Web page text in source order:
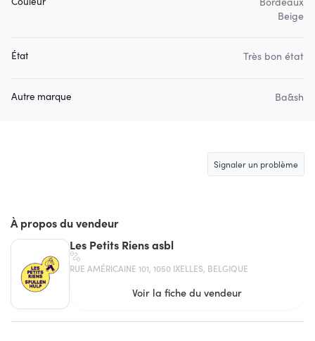
Beige
État Très bon état
Autre marque Ba&sh
Signaler un problème
À propos du vendeur
Les Petits Riens asbl
RUE AMÉRICAINE 101, 1050 IXELLES, BELGIQUE
Voir la fiche du vendeur